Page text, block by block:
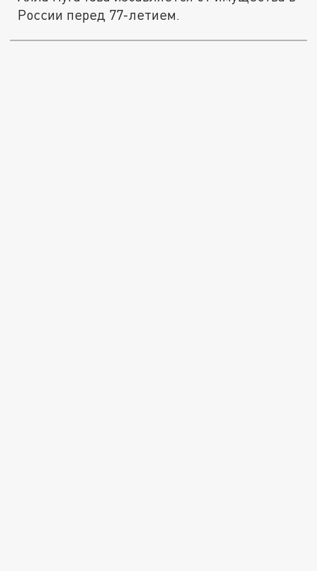
России перед 77-летием.